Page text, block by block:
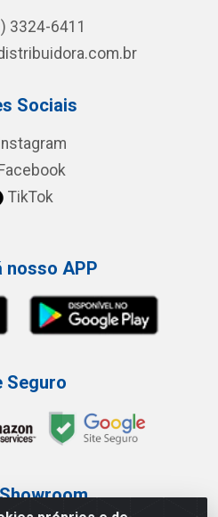
3324-6411
Sociais
TikTok
nosso APP
Seguro